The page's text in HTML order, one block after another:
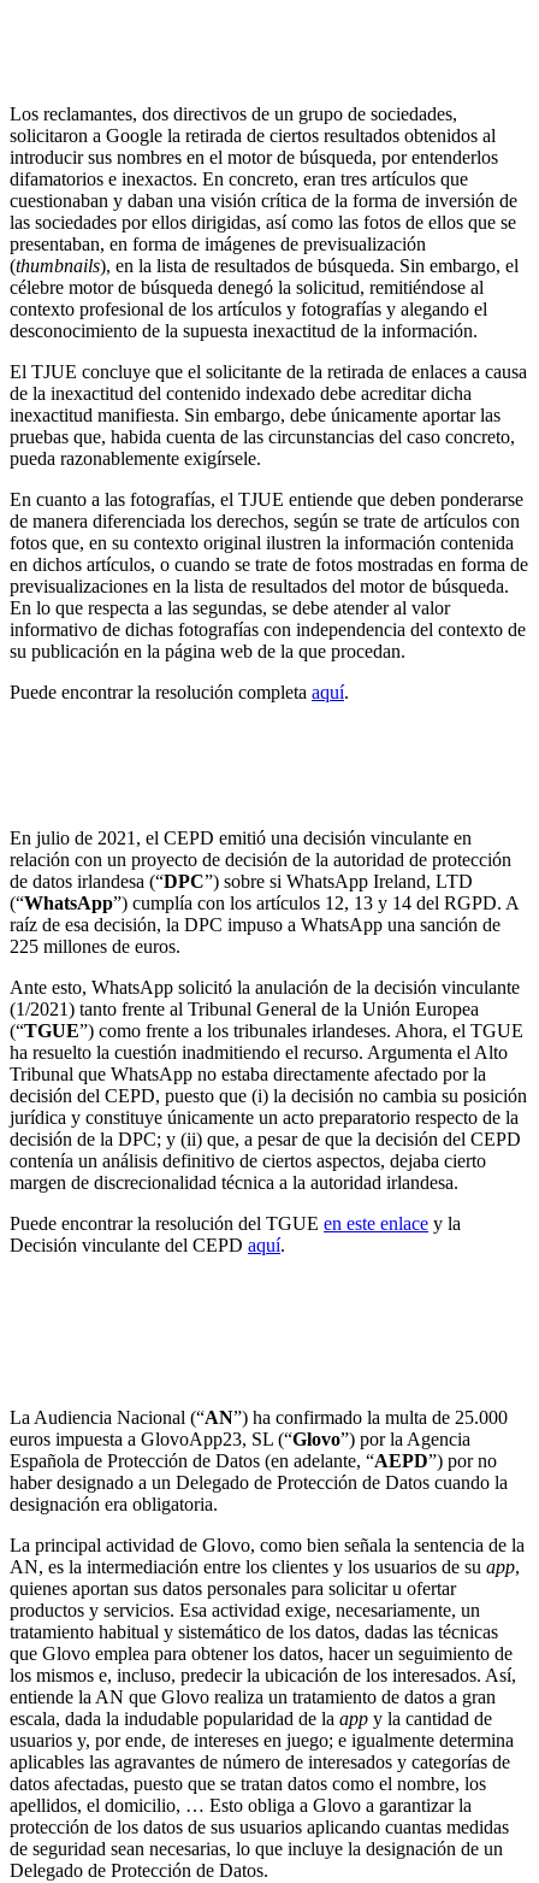
Los reclamantes, dos directivos de un grupo de sociedades,
solicitaron a Google la retirada de ciertos resultados obtenidos al
introducir sus nombres en el motor de búsqueda, por entenderlos
difamatorios e inexactos. En concreto, eran tres artículos que
cuestionaban y daban una visión crítica de la forma de inversión de
las sociedades por ellos dirigidas, así como las fotos de ellos que se
presentaban, en forma de imágenes de previsualización
(thumbnails), en la lista de resultados de búsqueda. Sin embargo, el
célebre motor de búsqueda denegó la solicitud, remitiéndose al
contexto profesional de los artículos y fotografías y alegando el
desconocimiento de la supuesta inexactitud de la información.
El TJUE concluye que el solicitante de la retirada de enlaces a causa
de la inexactitud del contenido indexado debe acreditar dicha
inexactitud manifiesta. Sin embargo, debe únicamente aportar las
pruebas que, habida cuenta de las circunstancias del caso concreto,
pueda razonablemente exigírsele.
En cuanto a las fotografías, el TJUE entiende que deben ponderarse
de manera diferenciada los derechos, según se trate de artículos con
fotos que, en su contexto original ilustren la información contenida
en dichos artículos, o cuando se trate de fotos mostradas en forma de
previsualizaciones en la lista de resultados del motor de búsqueda.
En lo que respecta a las segundas, se debe atender al valor
informativo de dichas fotografías con independencia del contexto de
su publicación en la página web de la que procedan.
Puede encontrar la resolución completa aquí.
En julio de 2021, el CEPD emitió una decisión vinculante en
relación con un proyecto de decisión de la autoridad de protección
de datos irlandesa (“DPC”) sobre si WhatsApp Ireland, LTD
(“WhatsApp”) cumplía con los artículos 12, 13 y 14 del RGPD. A
raíz de esa decisión, la DPC impuso a WhatsApp una sanción de
225 millones de euros.
Ante esto, WhatsApp solicitó la anulación de la decisión vinculante
(1/2021) tanto frente al Tribunal General de la Unión Europea
(“TGUE”) como frente a los tribunales irlandeses. Ahora, el TGUE
ha resuelto la cuestión inadmitiendo el recurso. Argumenta el Alto
Tribunal que WhatsApp no estaba directamente afectado por la
decisión del CEPD, puesto que (i) la decisión no cambia su posición
jurídica y constituye únicamente un acto preparatorio respecto de la
decisión de la DPC; y (ii) que, a pesar de que la decisión del CEPD
contenía un análisis definitivo de ciertos aspectos, dejaba cierto
margen de discrecionalidad técnica a la autoridad irlandesa.
Puede encontrar la resolución del TGUE en este enlace y la
Decisión vinculante del CEPD aquí.
La Audiencia Nacional (“AN”) ha confirmado la multa de 25.000
euros impuesta a GlovoApp23, SL (“Glovo”) por la Agencia
Española de Protección de Datos (en adelante, “AEPD”) por no
haber designado a un Delegado de Protección de Datos cuando la
designación era obligatoria.
La principal actividad de Glovo, como bien señala la sentencia de la
AN, es la intermediación entre los clientes y los usuarios de su app,
quienes aportan sus datos personales para solicitar u ofertar
productos y servicios. Esa actividad exige, necesariamente, un
tratamiento habitual y sistemático de los datos, dadas las técnicas
que Glovo emplea para obtener los datos, hacer un seguimiento de
los mismos e, incluso, predecir la ubicación de los interesados. Así,
entiende la AN que Glovo realiza un tratamiento de datos a gran
escala, dada la indudable popularidad de la app y la cantidad de
usuarios y, por ende, de intereses en juego; e igualmente determina
aplicables las agravantes de número de interesados y categorías de
datos afectadas, puesto que se tratan datos como el nombre, los
apellidos, el domicilio, … Esto obliga a Glovo a garantizar la
protección de los datos de sus usuarios aplicando cuantas medidas
de seguridad sean necesarias, lo que incluye la designación de un
Delegado de Protección de Datos.